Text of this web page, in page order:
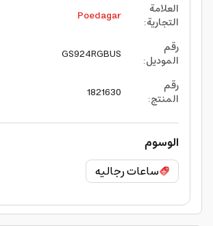
العلامة
التجارية:
Poedagar
رقم
الموديل:
GS924RGBUS
رقم
المنتج:
1821630
الوسوم
ساعات رجاليه